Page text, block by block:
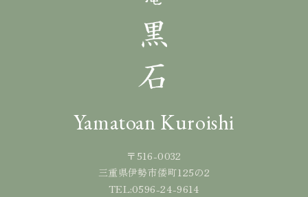
Yamatoan Kuroishi
〒516-0032
三重県伊勢市倭町125の2
TEL:0596-24-9614